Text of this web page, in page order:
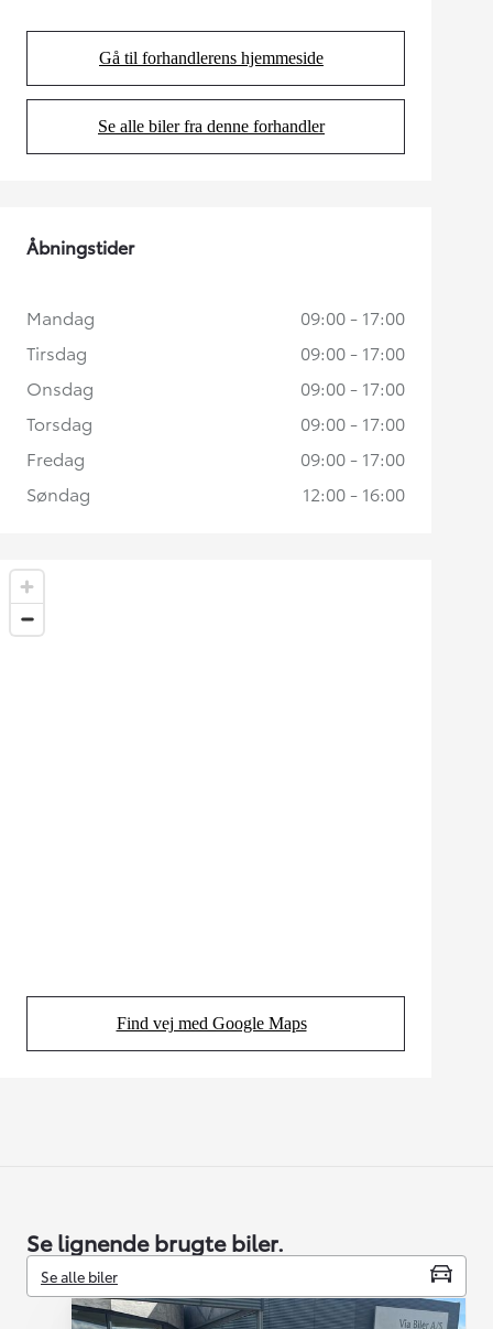
Gå til forhandlerens hjemmeside
(Opens in new tab)
Se alle biler fra denne forhandler
(Opens in new tab)
Find vej med Google Maps
(Opens in new tab)
Åbningstider
Mandag
09:00 - 17:00
Tirsdag
09:00 - 17:00
Onsdag
09:00 - 17:00
Torsdag
09:00 - 17:00
Fredag
09:00 - 17:00
Søndag
12:00 - 16:00
Se lignende brugte biler.
Se alle biler